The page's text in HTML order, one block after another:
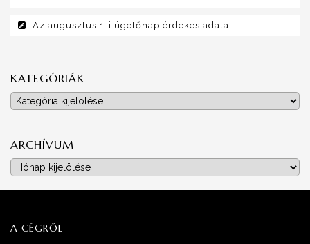
Az augusztus 1-i ügetőnap érdekes adatai
KATEGÓRIÁK
Kategóriák
ARCHÍVUM
Archívum
A CÉGRŐL